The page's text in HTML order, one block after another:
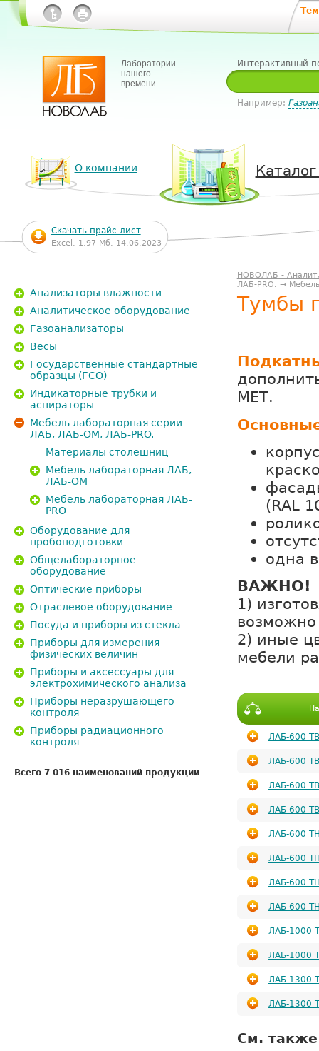
Лаборатории
нашего
времени
Интерактивный
Например:
О компании
Скачать прайс-лист
Excel, 1,97 Мб, 14.06.2023
НОВОЛАБ -
ЛАБ-PRO. →
Тумбы
МЕТ.
(RAL
одна
ВАЖНО!
1)
возможно
2) иные
мебели
ЛАБ-600
ЛАБ-600
ЛАБ-600
ЛАБ-600
ЛАБ-600
ЛАБ-600
ЛАБ-600
ЛАБ-600
ЛАБ-1000
ЛАБ-1000
ЛАБ-1300
ЛАБ-1300
См.
Анализаторы влажности
Аналитическое оборудование
Газоанализаторы
Весы
Государственные стандартные
образцы (ГСО)
Индикаторные трубки и
аспираторы
Мебель лабораторная серии
ЛАБ, ЛАБ-ОМ, ЛАБ-PRO.
Материалы столешниц
Мебель лабораторная ЛАБ,
ЛАБ-ОМ
Мебель лабораторная ЛАБ-
PRO
Оборудование для
пробоподготовки
Общелабораторное
оборудование
Оптические приборы
Отраслевое оборудование
Посуда и приборы из стекла
Приборы для измерения
физических величин
Приборы и аксессуары для
электрохимического анализа
Приборы неразрушающего
контроля
Приборы радиационного
контроля
Всего 7 016 наименований продукции